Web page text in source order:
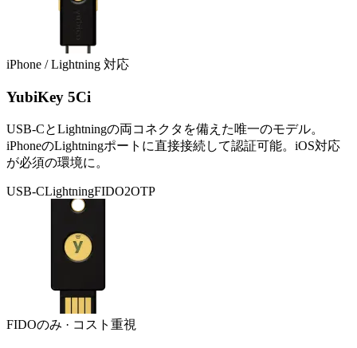
iPhone / Lightning 対応
YubiKey 5Ci
USB-CとLightningの両コネクタを備えた唯一のモデル。
iPhoneのLightningポートに直接接続して認証可能。iOS対応
が必須の環境に。
USB-CLightningFIDO2OTP
FIDOのみ · コスト重視